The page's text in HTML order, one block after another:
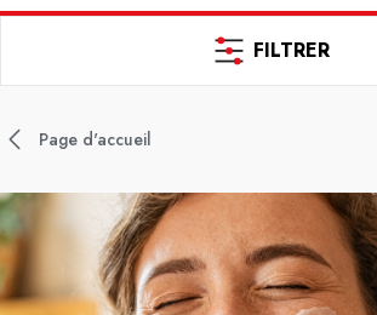
FILTRER
Page d'accueil